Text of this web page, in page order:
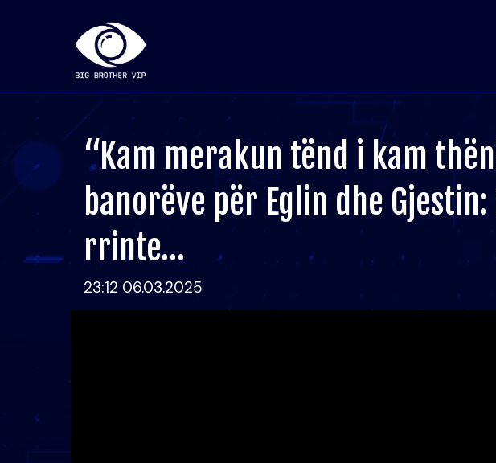
“Kam merakun tënd i kam
banorëve për Eglin dhe
rrinte…
23:12 06.03.2025